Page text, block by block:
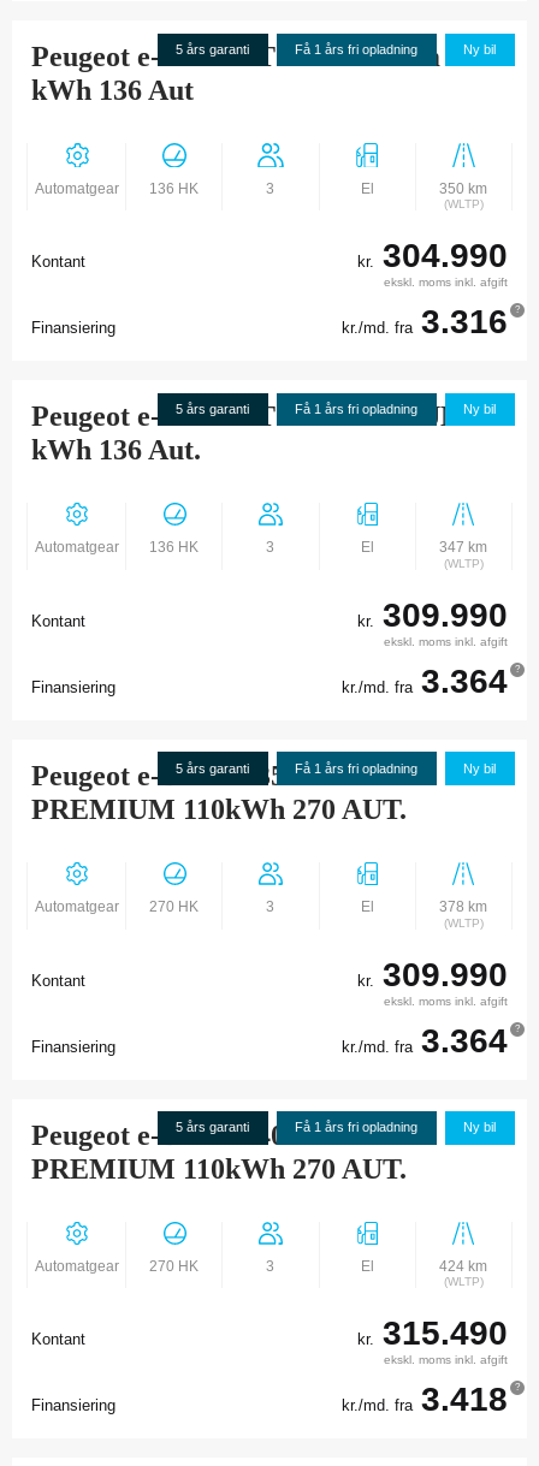
5 års garanti Få 1 års fri opladning Ny bil
Peugeot e-EXPERT L2 Premium 75
kWh 136 Aut
Automatgear 136 HK 3 El 350 km
(WLTP)
Kontant kr. 304.990
ekskl. moms inkl. afgift
Finansiering kr./md. fra 3.316 ?
5 års garanti Få 1 års fri opladning Ny bil
Peugeot e-EXPERT L3 PREMIUM 75
kWh 136 Aut.
Automatgear 136 HK 3 El 347 km
(WLTP)
Kontant kr. 309.990
ekskl. moms inkl. afgift
Finansiering kr./md. fra 3.364 ?
5 års garanti Få 1 års fri opladning Ny bil
Peugeot e-Boxer 435 L3H2
PREMIUM 110kWh 270 AUT.
Automatgear 270 HK 3 El 378 km
(WLTP)
Kontant kr. 309.990
ekskl. moms inkl. afgift
Finansiering kr./md. fra 3.364 ?
5 års garanti Få 1 års fri opladning Ny bil
Peugeot e-Boxer 440 L3H2
PREMIUM 110kWh 270 AUT.
Automatgear 270 HK 3 El 424 km
(WLTP)
Kontant kr. 315.490
ekskl. moms inkl. afgift
Finansiering kr./md. fra 3.418 ?